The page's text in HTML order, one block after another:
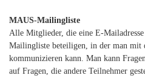
MAUS-Mailingliste
Alle Mitglieder, die eine E-Mailadresse
Mailingliste beteiligen, in der man mit
kommunizieren kann. Man kann
auf Fragen, die andere Teilnehmer